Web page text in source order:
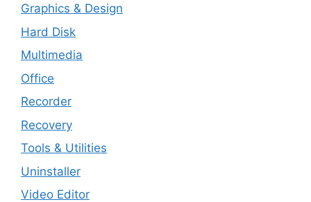
Graphics & Design
Hard Disk
Multimedia
Office
Recorder
Recovery
Tools & Utilities
Uninstaller
Video Editor